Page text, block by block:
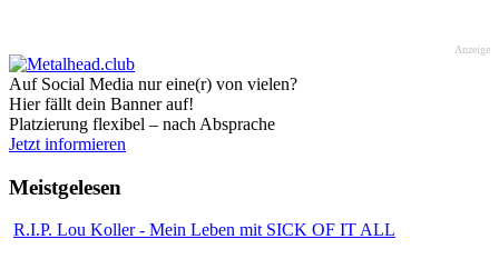
Anzeige
Auf Social Media nur eine(r) von vielen?
Hier fällt dein Banner auf!
Platzierung flexibel – nach Absprache
Jetzt informieren
Meistgelesen
R.I.P. Lou Koller - Mein Leben mit SICK OF IT ALL